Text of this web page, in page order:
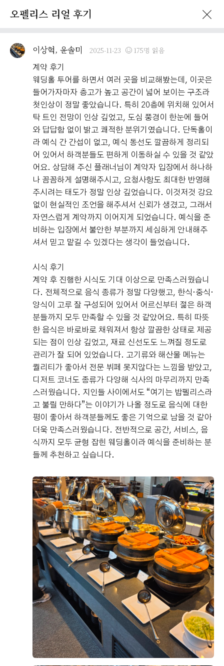
오펠리스 리얼 후기
이상혁, 윤솔미 2025-11-23 175명 읽음
계약 후기
웨딩홀 투어를 하면서 여러 곳을 비교해봤는데, 이곳은
들어가자마자 층고가 높고 공간이 넓어 보이는 구조라
첫인상이 정말 좋았습니다. 특히 20층에 위치해 있어서
탁 트인 전망이 인상 깊었고, 도심 풍경이 한눈에 들어
와 답답함 없이 밝고 쾌적한 분위기였습니다. 단독홀이
라 예식 간 간섭이 없고, 예식 동선도 깔끔하게 정리되
어 있어서 하객분들도 편하게 이동하실 수 있을 것 같았
어요. 상담해 주신 플래너님이 계약자 입장에서 하나하
나 꼼꼼하게 설명해주시고, 요청사항도 최대한 반영해
주시려는 태도가 정말 인상 깊었습니다. 이것저것 강요
없이 현실적인 조언을 해주셔서 신뢰가 생겼고, 그래서
자연스럽게 계약까지 이어지게 되었습니다. 예식을 준
비하는 입장에서 불안한 부분까지 세심하게 안내해주
셔서 믿고 맡길 수 있겠다는 생각이 들었습니다.
시식 후기
계약 후 진행한 시식도 기대 이상으로 만족스러웠습니
다. 전체적으로 음식 종류가 정말 다양했고, 한식·중식·
양식이 고루 잘 구성되어 있어서 어르신부터 젊은 하객
분들까지 모두 만족할 수 있을 것 같았어요. 특히 따뜻
한 음식은 바로바로 채워져서 항상 깔끔한 상태로 제공
되는 점이 인상 깊었고, 재료 신선도도 느껴질 정도로
관리가 잘 되어 있었습니다. 고기류와 해산물 메뉴는
퀄리티가 좋아서 전문 뷔페 못지않다는 느낌을 받았고,
디저트 코너도 종류가 다양해 식사의 마무리까지 만족
스러웠습니다. 지인들 사이에서도 “여기는 밥펠리스라
고 불릴 만하다”는 이야기가 나올 정도로 음식에 대한
평이 좋아서 하객분들께도 좋은 기억으로 남을 것 같아
더욱 만족스러웠습니다. 전반적으로 공간, 서비스, 음
식까지 모두 균형 잡힌 웨딩홀이라 예식을 준비하는 분
들께 추천하고 싶습니다.